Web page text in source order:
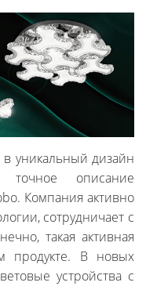
в уникальный дизайн
описание
Компания активно
сотрудничает с
такая активная
продукте. В новых
устройства с